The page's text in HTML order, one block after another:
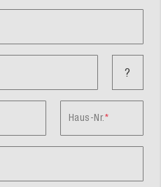
?
Haus-Nr.